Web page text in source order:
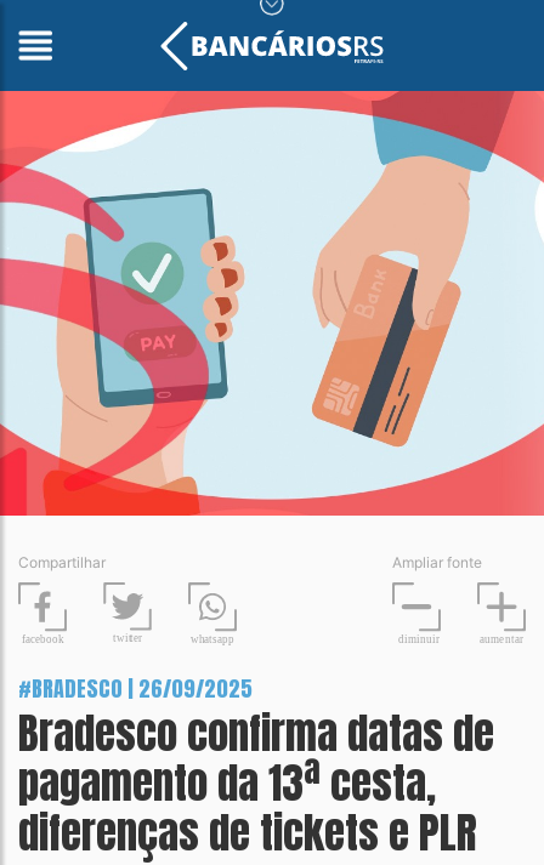
Compartilhar
facebook twitter whatsapp
Ampliar fonte
diminuir aumentar
#BRADESCO | 26/09/2025
Bradesco confirma datas de
pagamento da 13ª cesta,
diferenças de tickets e PLR